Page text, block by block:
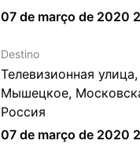
07 de março de 2020
Destino
Телевизионная улица,
Мышецкое,
Россия
07 de março de 2020